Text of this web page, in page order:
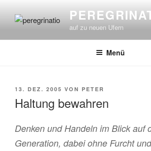
Inhalt
auf zu neuen Ufern
Menü
VERÖFFENTLICHT
13. DEZ. 2005 VON PETER
Haltung bewahren
Denken und Handeln im Blick auf
Generation, dabei ohne Furcht